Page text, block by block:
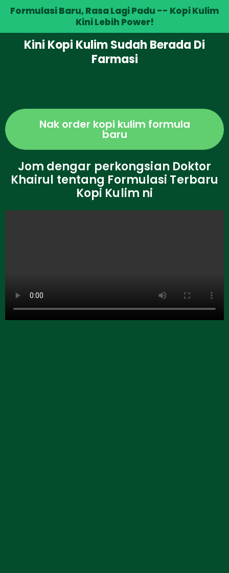
Formulasi Baru, Rasa Lagi Padu -- Kopi Kulim
Kini Lebih Power!
Kini Kopi Kulim Sudah Berada Di
Farmasi
Nak order kopi kulim formula
baru
Jom dengar perkongsian Doktor
Khairul tentang Formulasi Terbaru
Kopi Kulim ni